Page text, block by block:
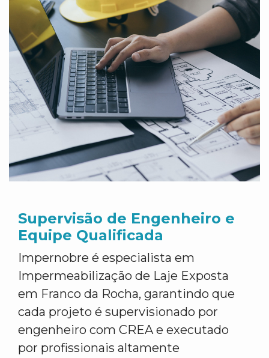
Supervisão de Engenheiro e
Equipe Qualificada
Impernobre é especialista em
Impermeabilização de Laje Exposta
em Franco da Rocha, garantindo que
cada projeto é supervisionado por
engenheiro com CREA e executado
por profissionais altamente